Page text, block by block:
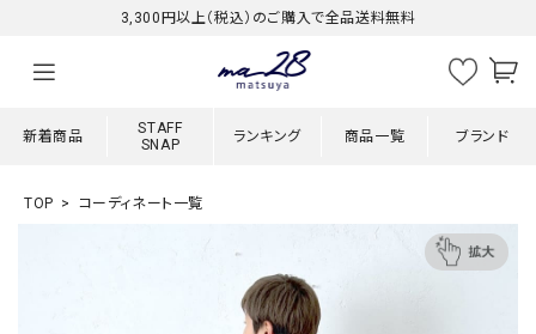
3,300円以上（税込）のご購入で全品送料無料
新着商品
STAFF
SNAP
ランキング 商品一覧 ブランド
TOP コーディネート一覧